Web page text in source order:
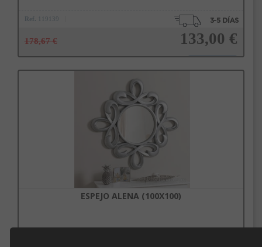
Ref. 119139
178,67 € 133,00 €
Añadir a la cesta
ESPEJO ALENA (100X100)